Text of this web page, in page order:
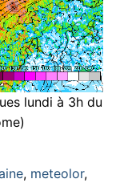
lundi à 3h du
, meteolor,